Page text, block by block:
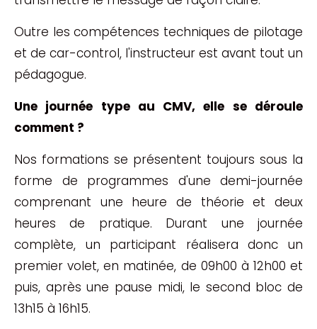
Outre les compétences techniques de pilotage
et de car-control, l'instructeur est avant tout un
pédagogue.
Une journée type au CMV, elle se déroule
comment ?
Nos formations se présentent toujours sous la
forme de programmes d'une demi-journée
comprenant une heure de théorie et deux
heures de pratique. Durant une journée
complète, un participant réalisera donc un
premier volet, en matinée, de 09h00 à 12h00 et
puis, après une pause midi, le second bloc de
13h15 à 16h15.